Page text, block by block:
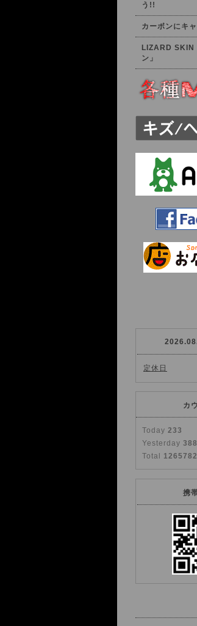
う!!
カーボンにキ
LIZARD SKIN
ン」
定休日
カ
Today 233
Yesterday 388
Total 1265782
携